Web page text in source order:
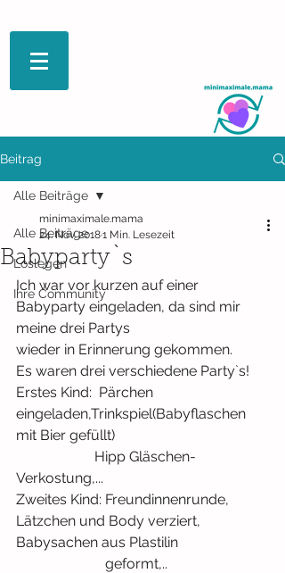
Beitrag
Alle Beiträge
Loslegen
Ihre Community
Alle Beiträge
Babyparty`s
minimaximale.mama
24. Nov. 20181 Min. Lesezeit
Ich war vor kurzen auf einer
Babyparty eingeladen, da sind mir
meine drei Partys
wieder in Erinnerung gekommen.
Es waren drei verschiedene Party`s!
Erstes Kind:  Pärchen
eingeladen,Trinkspiel(Babyflaschen
mit Bier gefüllt)
Verkostung,...
Zweites Kind: Freundinnenrunde,
Lätzchen und Body verziert,
Babysachen aus Plastilin
                         geformt,..